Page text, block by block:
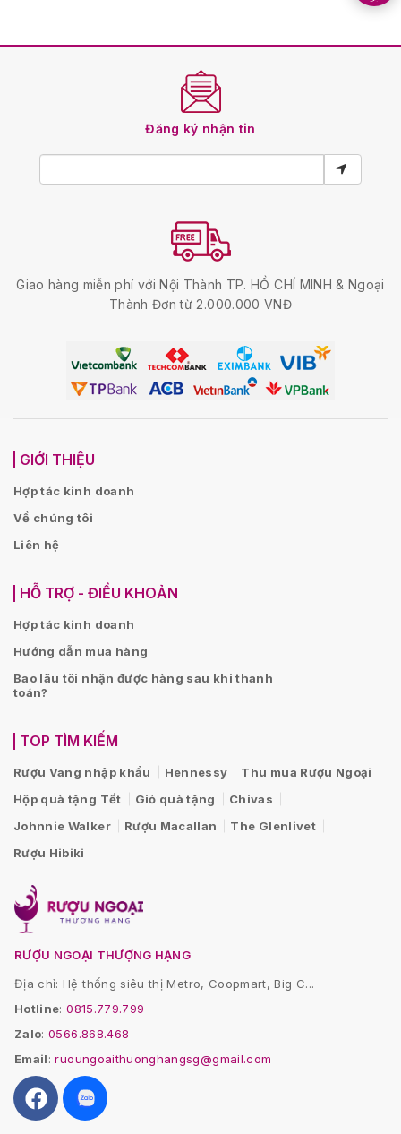
Đăng ký nhận tin
Giao hàng miễn phí với Nội Thành TP. HỒ CHÍ MINH & Ngoại
Thành Đơn từ 2.000.000 VNĐ
GIỚI THIỆU
Hợp tác kinh doanh
Về chúng tôi
Liên hệ
HỖ TRỢ - ĐIỀU KHOẢN
Hợp tác kinh doanh
Hướng dẫn mua hàng
Bao lâu tôi nhận được hàng sau khi thanh
toán?
TOP TÌM KIẾM
Rượu Vang nhập khẩu Hennessy
Thu mua Rượu Ngoại
Hộp quà tặng Tết
Giỏ quà tặng
Chivas
Johnnie Walker
Rượu Macallan
The Glenlivet
Rượu Hibiki
RƯỢU NGOẠI THƯỢNG HẠNG
Địa chỉ: Hệ thống siêu thị Metro, Coopmart, Big C...
Hotline:0815.779.799
Zalo:0566.868.468
Email:ruoungoaithuonghangsg@gmail.com